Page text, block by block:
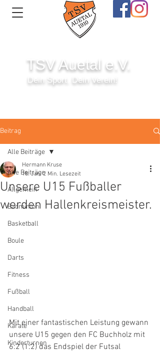
TSV Auetal e.V.
Dein Sport. Dein Verein!
Beitrag
Alle Beiträge
Allgemein
Badminton
Basketball
Boule
Darts
Fitness
Fußball
Handball
Karate
Kinderturnen
Alle Beiträge
Unsere U15 Fußballer
werden Hallenkreismeister.
Hermann Kruse
18. Jan. 2 Min. Lesezeit
Mit einer fantastischen Leistung gewann
unsere U15 gegen den FC Buchholz mit
6:2 (1:2) das Endspiel der Futsal